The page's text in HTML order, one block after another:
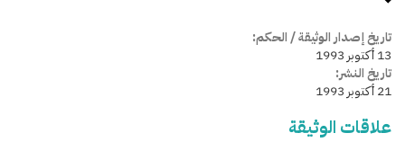
تاريخ إصدار الوثيقة / الحكم:
13 أكتوبر 1993
تاريخ النشر:
21 أكتوبر 1993
علاقات الوثيقة